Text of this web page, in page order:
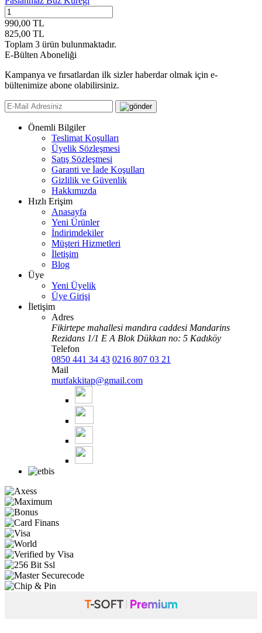
990,00 TL
825,00 TL
Toplam 3 ürün bulunmaktadır.
E-Bülten Aboneliği
Kampanya ve fırsatlardan ilk sizler haberdar olmak için e-
bültenimize abone olabilirsiniz.
Önemli Bilgiler
Teslimat Koşulları
Üyelik Sözleşmesi
Satış Sözleşmesi
Garanti ve İade Koşulları
Gizlilik ve Güvenlik
Hakkımızda
Hızlı Erişim
Anasayfa
Yeni Ürünler
İndirimdekiler
Müşteri Hizmetleri
İletişim
Blog
Üye
Yeni Üyelik
Üye Girişi
İletişim
Adres
Fikirtepe mahallesi mandıra caddesi Mandarins
Rezidans 1/1 E A Blok Dükkan no: 5 Kadıköy
Telefon
0850 441 34 43 0216 807 03 21
Mail
mutfakkitap@gmail.com